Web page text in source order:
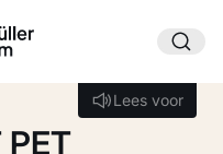
Lees voor
Lees voor
PET